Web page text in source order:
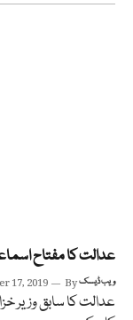
عدالت کا مفتاح
17, 2019 Byویب ڈیسک
عدالت کا سابق وزیر